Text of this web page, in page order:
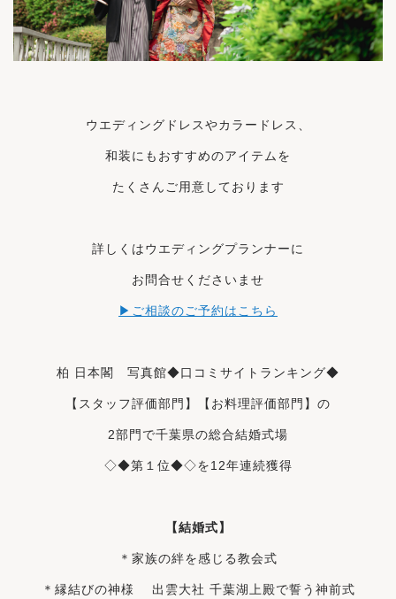
ウエディングドレスやカラードレス、
和装にもおすすめのアイテムを
たくさんご用意しております
詳しくはウエディングプランナーに
お問合せくださいませ
▶ご相談のご予約はこちら
柏 日本閣 写真館◆口コミサイト ランキング◆
【スタッフ評価部門】【お料理評価部門】の
2部門で千葉県の総合結婚式場
◇◆第 １位◆◇を12年連続獲得
【結婚式】
＊家族の絆を感じる教会式
＊縁結びの神様 出雲大社 千葉湖上殿で誓う神前式